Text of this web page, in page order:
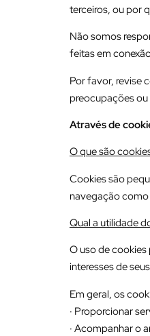
terceiros, ou por
Não somos
feitas em
Por favor, revise
preocupações
Através de
O que são
Cookies são
navegação como
Qual a utilidade
O uso de
interesses de
Em geral, os
· Proporcionar
· Acompanhar o